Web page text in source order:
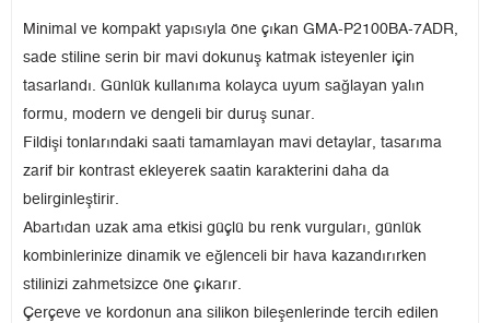
Minimal ve kompakt yapısıyla öne çıkan GMA-P2100BA-7ADR,
sade stiline serin bir mavi dokunuş katmak isteyenler için
tasarlandı. Günlük kullanıma kolayca uyum sağlayan yalın
formu, modern ve dengeli bir duruş sunar.
Fildişi tonlarındaki saati tamamlayan mavi detaylar, tasarıma
zarif bir kontrast ekleyerek saatin karakterini daha da
belirginleştirir.
Abartıdan uzak ama etkisi güçlü bu renk vurguları, günlük
kombinlerinize dinamik ve eğlenceli bir hava kazandırırken
stilinizi zahmetsizce öne çıkarır.
Çerçeve ve kordonun ana silikon bileşenlerinde tercih edilen